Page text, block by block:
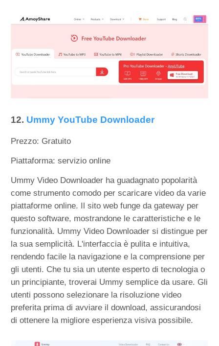
12. Ummy YouTube Downloader
Prezzo: Gratuito
Piattaforma: servizio online
Ummy Video Downloader ha guadagnato popolarità
come strumento comodo per scaricare video da varie
piattaforme online. Il sito web funge da gateway per
questo software, mostrandone le caratteristiche e le
funzionalità. Ummy Video Downloader si distingue per
la sua semplicità. L'interfaccia è pulita e intuitiva,
rendendo facile la navigazione e la comprensione per
gli utenti. Che tu sia un utente esperto di tecnologia o
un principiante, troverai Ummy semplice da usare. Gli
utenti possono selezionare la risoluzione video
preferita prima di avviare il download, assicurandosi
di ottenere la migliore esperienza visiva possibile.